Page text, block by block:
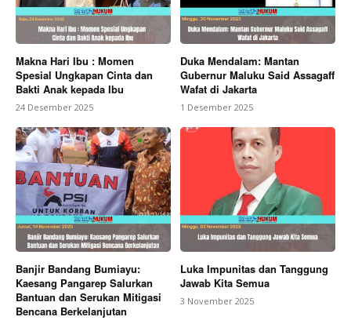
Makna Hari Ibu : Momen
Spesial Ungkapan Cinta dan
Bakti Anak kepada Ibu
24 Desember 2025
Duka Mendalam: Mantan
Gubernur Maluku Said Assagaff
Wafat di Jakarta
1 Desember 2025
Banjir Bandang Bumiayu:
Kaesang Pangarep Salurkan
Bantuan dan Serukan Mitigasi
Bencana Berkelanjutan
Luka Impunitas dan Tanggung
Jawab Kita Semua
3 November 2025